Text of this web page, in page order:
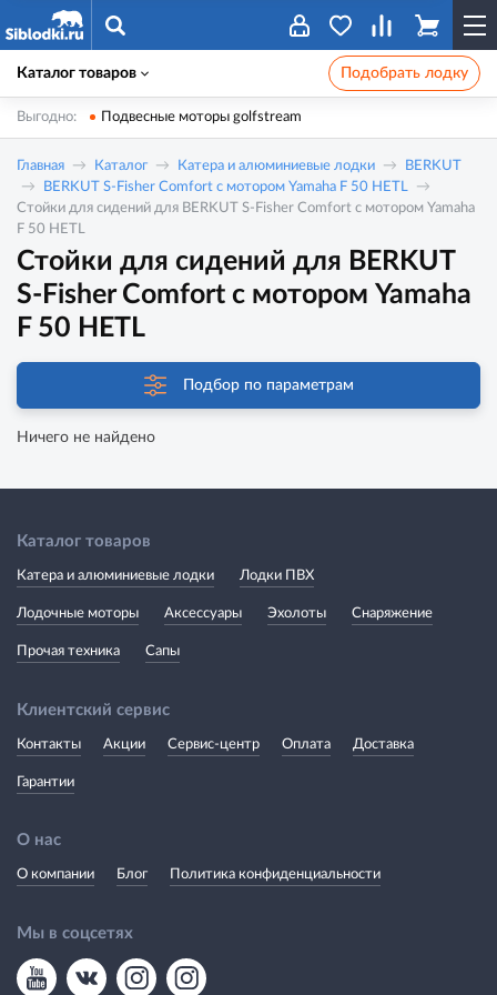
Каталог товаров Подобрать лодку
Выгодно: Подвесные моторы golfstream
Главная Каталог Катера и алюминиевые лодки
BERKUT
BERKUT S-Fisher Comfort c мотором Yamaha F 50 HETL
Стойки для сидений для BERKUT S-Fisher Comfort c мотором Yamaha
F 50 HETL
Стойки для сидений для BERKUT
S-Fisher Comfort c мотором Yamaha
F 50 HETL
Подбор по параметрам
Ничего не найдено
Каталог товаров
Катера и алюминиевые лодки Лодки ПВХ
Лодочные моторы Аксессуары Эхолоты Снаряжение
Прочая техника Сапы
Клиентский сервис
Контакты Акции Сервис-центр Оплата Доставка
Гарантии
О нас
О компании Блог Политика конфиденциальности
Мы в соцсетях